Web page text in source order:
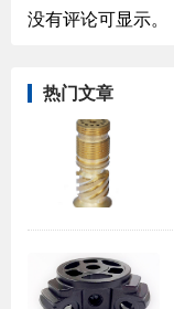
没有评论可显示。
热门文章